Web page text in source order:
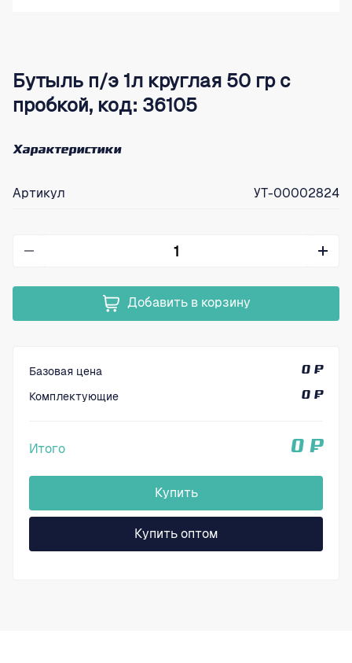
Бутыль п/э 1л круглая 50 гр с
пробкой, код: 36105
Характеристики
Артикул УТ-00002824
Добавить в корзину
Базовая цена
0 ₽
Комплектующие
0 ₽
Итого 0 ₽
Купить
Купить оптом